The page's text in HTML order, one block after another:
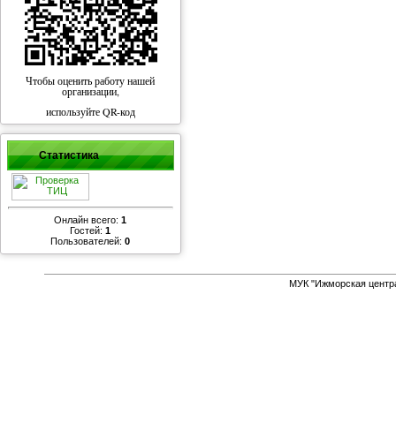
Чтобы оценить работу нашей
организации,
используйте QR-код
Статистика
Онлайн всего:1
Гостей:1
Пользователей:0
МУК "Ижморская